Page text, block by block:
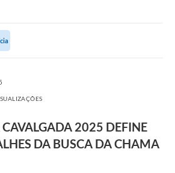
e o Relincho da Canção Nativa
2025 DEFINE
DA BUSCA DA CHAMA